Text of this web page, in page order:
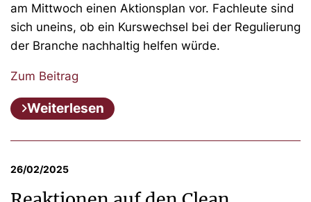
am Mittwoch einen Aktionsplan vor. Fachleute sind
sich uneins, ob ein Kurswechsel bei der Regulierung
der Branche nachhaltig helfen würde.
Zum Beitrag
Weiterlesen
26/02/2025